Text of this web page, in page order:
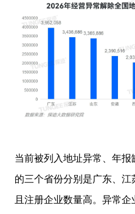
当前被列入地址异常、年
的三个省份分别是广东、
且注册企业数量高。异常企